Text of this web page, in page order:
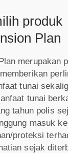
produk
Plan
merupakan
tunai
tunai
tahun polis
masuk
proteksi
sejak